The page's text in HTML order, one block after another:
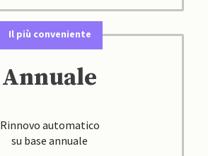
Il più conveniente
Annuale
Rinnovo automatico
su base annuale